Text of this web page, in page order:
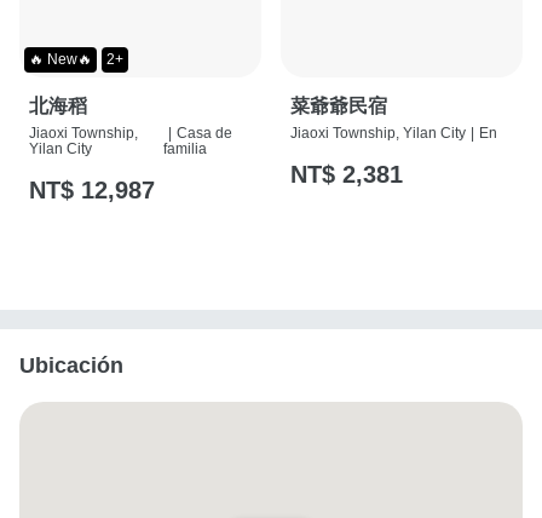
🔥 New🔥 2+
北海稻
Jiaoxi Township,
Yilan City
Casa de
familia
NT$ 12,987
菜爺爺民宿
Jiaoxi Township, Yilan City En
NT$ 2,381
Ubicación